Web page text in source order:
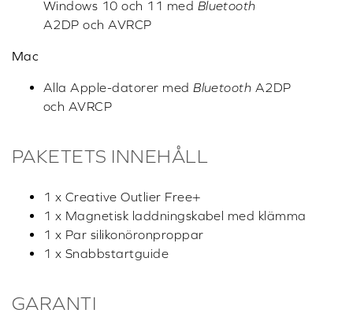
Windows 10 och 11 med Bluetooth
A2DP och AVRCP
Mac
Alla Apple-datorer medBluetooth A2DP
och AVRCP
PAKETETS INNEHÅLL
1 x Creative Outlier Free+
1 x Magnetisk laddningskabel med klämma
1 x Par silikonöronproppar
1 x Snabbstartguide
GARANTI